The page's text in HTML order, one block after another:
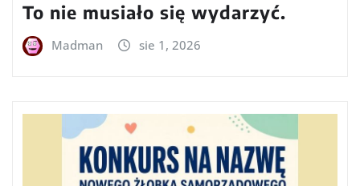
To nie musiało się wydarzyć.
Madman sie 1, 2026